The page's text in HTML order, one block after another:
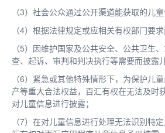
（3）社会公众通过公开渠道能获取的儿童
（4）根据法律规定或应相关有权部门要求
（5）因维护国家及公共安全、公共卫生
查、起诉、审判和判决执行等需要而披露
（6）紧急或其他特殊情形下，为保护儿
产等重大合法权益，百汇有权在无法及时
对儿童信息进行披露；
（7）在对儿童信息进行处理无法识别特